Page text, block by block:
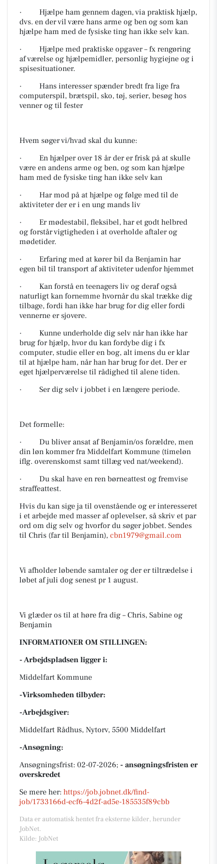
· Hjælpe ham gennem dagen, via praktisk hjælp,
dvs. en der vil være hans arme og ben og som kan
hjælpe ham med de fysiske ting han ikke selv kan.
· Hjælpe med praktiske opgaver – fx rengøring
af værelse og hjælpemidler, personlig hygiejne og i
spisesituationer.
· Hans interesser spænder bredt fra lige fra
computerspil, brætspil, sko, tøj, serier, besøg hos
venner og til fester
Hvem søger vi/hvad skal du kunne:
· En hjælper over 18 år der er frisk på at skulle
være en andens arme og ben, og som kan hjælpe
ham med de fysiske ting han ikke selv kan
· Har mod på at hjælpe og følge med til de
aktiviteter der er i en ung mands liv
· Er mødestabil, fleksibel, har et godt helbred
og forstår vigtigheden i at overholde aftaler og
mødetider.
· Erfaring med at kører bil da Benjamin har
egen bil til transport af aktiviteter udenfor hjemmet
· Kan forstå en teenagers liv og deraf også
naturligt kan fornemme hvornår du skal trække dig
tilbage, fordi han ikke har brug for dig eller fordi
vennerne er sjovere.
· Kunne underholde dig selv når han ikke har
brug for hjælp, hvor du kan fordybe dig i fx
computer, studie eller en bog, alt imens du er klar
til at hjælpe ham, når han har brug for det. Der er
eget hjælperværelse til rådighed til alene tiden.
· Ser dig selv i jobbet i en længere periode.
Det formelle:
· Du bliver ansat af Benjamin/os forældre, men
din løn kommer fra Middelfart Kommune (timeløn
iflg. overenskomst samt tillæg ved nat/weekend).
· Du skal have en ren børneattest og fremvise
straffeattest.
Hvis du kan sige ja til ovenstående og er interesseret
i et arbejde med masser af oplevelser, så skriv et par
ord om dig selv og hvorfor du søger jobbet. Sendes
til Chris (far til Benjamin), cbn1979@gmail.com
Vi afholder løbende samtaler og der er tiltrædelse i
løbet af juli dog senest pr 1 august.
Vi glæder os til at høre fra dig – Chris, Sabine og
Benjamin
INFORMATIONER OM STILLINGEN:
- Arbejdspladsen ligger i:
Middelfart Kommune
-Virksomheden tilbyder:
-Arbejdsgiver:
Middelfart Rådhus, Nytorv, 5500 Middelfart
-Ansøgning:
Ansøgningsfrist: 02-07-2026; - ansøgningsfristen er
overskredet
Se mere her: https://job.jobnet.dk/find-
job/1733166d-ecf6-4d2f-ad5e-185535f89cbb
Data er automatisk hentet fra eksterne kilder, herunder
JobNet.
Kilde: JobNet